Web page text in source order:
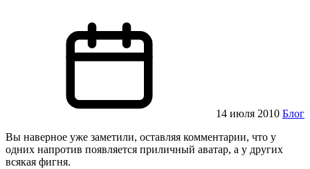
14 июля 2010 Блог
Вы наверное уже заметили, оставляя комментарии, что у
одних напротив появляется приличный аватар, а у других
всякая фигня.